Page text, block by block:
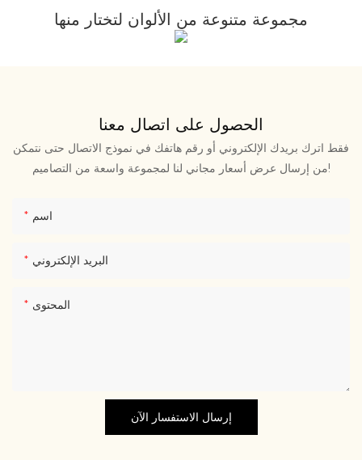
مجموعة متنوعة من الألوان لتختار منها
الحصول على اتصال معنا
فقط اترك بريدك الإلكتروني أو رقم هاتفك في نموذج الاتصال حتى نتمكن
من إرسال عرض أسعار مجاني لنا لمجموعة واسعة من التصاميم!
اسم
البريد الإلكتروني
المحتوى
إرسال الاستفسار الآن